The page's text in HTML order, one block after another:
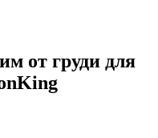
от груди для